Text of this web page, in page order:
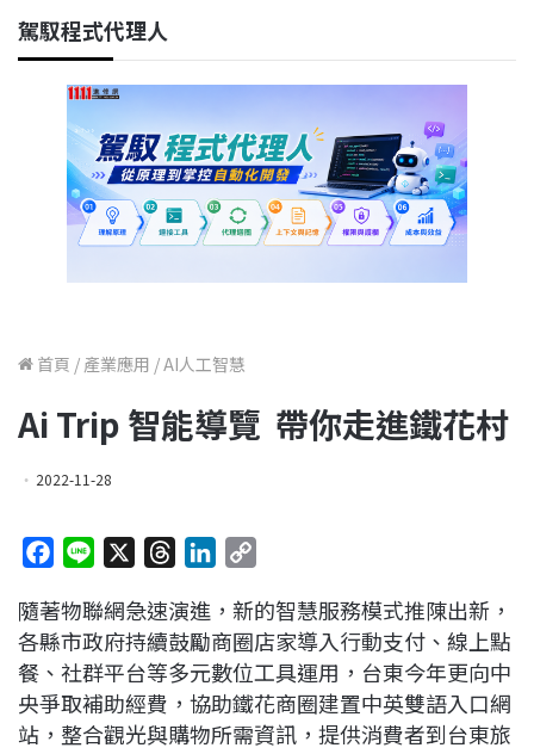
駕馭程式代理人